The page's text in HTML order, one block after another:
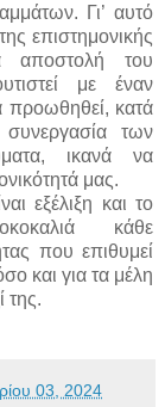
Γι’ αυτό
επιστημονικής
αποστολή του
με έναν
προωθηθεί, κατά
των
ικανά να
μας.
εξέλιξη και το
κάθε
που επιθυμεί
και για τα μέλη
της.
03, 2024